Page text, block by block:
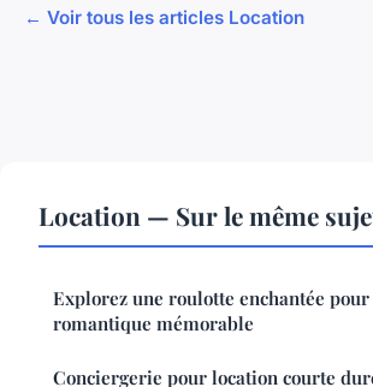
← Voir tous les articles Location
Location — Sur le même
Explorez une roulotte enchantée
romantique mémorable
Conciergerie pour location courte